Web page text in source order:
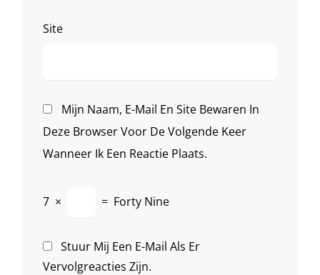
Site
Mijn Naam, E-Mail En Site Bewaren In
Deze Browser Voor De Volgende Keer
Wanneer Ik Een Reactie Plaats.
7 × = Forty Nine
Stuur Mij Een E-Mail Als Er
Vervolgreacties Zijn.